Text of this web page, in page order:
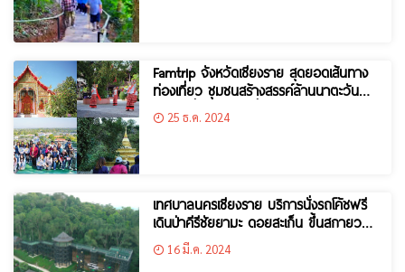
Famtrip จังหวัดเชียงราย สุดยอดเส้นทาง
ท่องเที่ยว ชุมชนสร้างสรรค์ล้านนาตะวัน
ออก เพื่อการท่องเที่ยวอย่างยั่งยืน
25 ธ.ค. 2024
เทศบาลนครเชียงราย บริการนั่งรถโค้ชฟรี
เดินป่าคีรีชัยยามะ ดอยสะเก็น ขึ้นสกายวอร์
คชมเมืองเชียงราย
16 มี.ค. 2024